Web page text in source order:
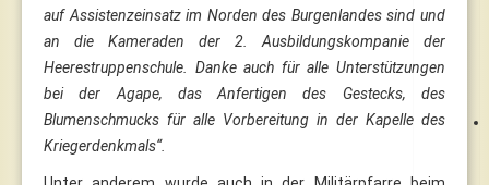
auf Assistenzeinsatz im Norden des Burgenlandes sind und
an die Kameraden der 2. Ausbildungskompanie der
Heerestruppenschule. Danke auch für alle Unterstützungen
bei der Agape, das Anfertigen des Gestecks, des
Blumenschmucks für alle Vorbereitung in der Kapelle des
Kriegerdenkmals“.